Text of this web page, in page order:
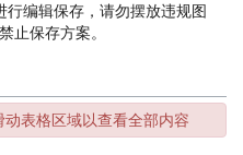
编辑保存，请勿摆放违规图
止保存方案。
表格区域以查看全部内容